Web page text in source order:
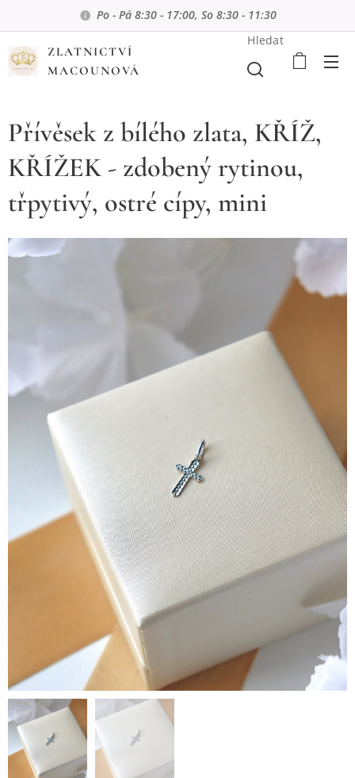
Po - Pá 8:30 - 17:00, So 8:30 - 11:30
ZLATNICTVÍ
MACOUNOVÁ
Hledat
Přívěsek z bílého zlata, KŘÍŽ,
KŘÍŽEK - zdobený rytinou,
třpytivý, ostré cípy, mini